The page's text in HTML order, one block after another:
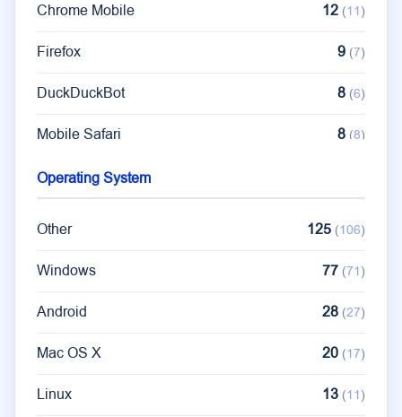
Chrome Mobile 12 (11)
Firefox 9 (7)
DuckDuckBot 8 (6)
Mobile Safari 8 (8)
Googlebot
Operating System
Other 125 (106)
Windows 77 (71)
Android 28 (27)
Mac OS X 20 (17)
Linux 13 (11)